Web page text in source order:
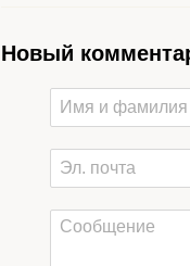
Новый